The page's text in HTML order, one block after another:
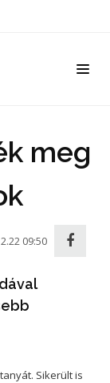
meg
09:50
Sikerült is